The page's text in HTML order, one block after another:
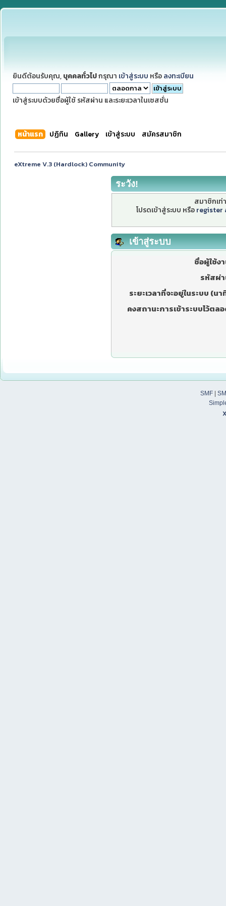
ยินดีต้อนรับคุณ, บุคคลทั่วไปกรุณา เข้าสู่ระบบ หรือ ลงทะเบียน
เข้าสู่ระบบด้วยชื่อผู้ใช้ รหัสผ่าน และระยะเวลาในเซสชั่น
หน้าแรก ปฏิทิน Gallery เข้าสู่ระบบ สมัครสมาชิก
eXtreme V.3 (Hardlock) Community
ระวัง!
สมาชิกเท่
โปรดเข้าสู่ระบบ หรือ register
เข้าสู่ระบบ
ชื่อผู้ใช้ง
รหัสผ่
ระยะเวลาที่จะอยู่ในระบบ (นา
คงสถานะการเข้าระบบไว้ตล
SMF|